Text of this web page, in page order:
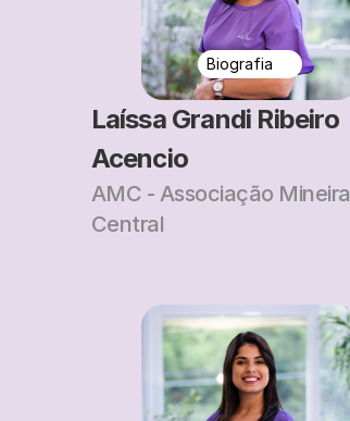
Biografia
Laíssa Grandi Ribeiro
Acencio
AMC - Associação Mineira
Central